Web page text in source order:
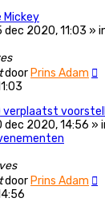
Mickey
dec 2020, 11:03 »
door Prins Adam
verplaatst
dec 2020, 14:56 »
door Prins Adam